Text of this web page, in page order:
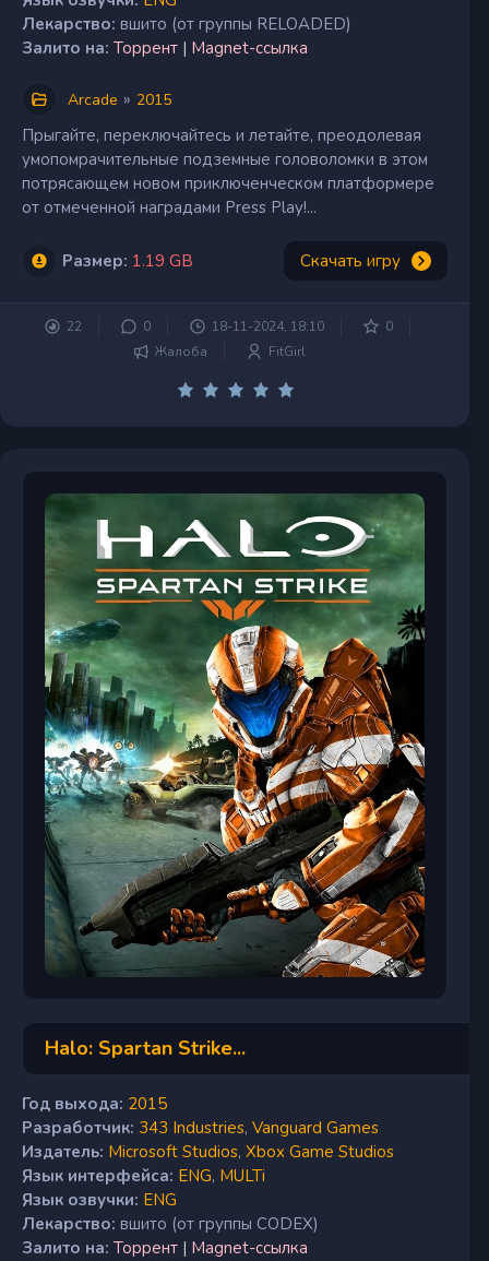
Лекарство: вшито (от группы RELOADED)
Залито на: Торрент | Magnet-ссылка
Arcade » 2015
Прыгайте, переключайтесь и летайте, преодолевая
умопомрачительные подземные головоломки в этом
потрясающем новом приключенческом платформере
от отмеченной наградами Press Play!...
Размер: 1.19 GB Скачать игру
22 0 18-11-2024, 18:10
0
Жалоба
FitGirl
Halo: Spartan Strike...
Год выхода: 2015
Разработчик: 343 Industries, Vanguard Games
Издатель: Microsoft Studios, Xbox Game Studios
Язык интерфейса: ENG, MULTi
Язык озвучки: ENG
Лекарство: вшито (от группы CODEX)
Залито на: Торрент | Magnet-ссылка